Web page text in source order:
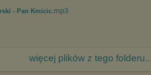
- Pan Kmicic.mp3
więcej plików z tego